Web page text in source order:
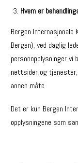
Hvem er
Bergen
Bergen), ved daglig
personopplysninger vi
nettsider og
annen måte.
Det er kun Bergen
opplysningene som